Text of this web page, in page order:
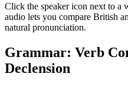
Click the speaker icon next to a
audio lets you compare British
natural pronunciation.
Grammar: Verb
Declension